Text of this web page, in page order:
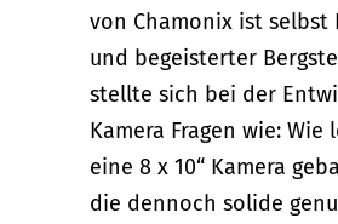
von Chamonix ist selbst
und begeisterter
stellte sich bei der
Kamera Fragen wie: Wie
eine 8 x 10“ Kamera
die dennoch solide